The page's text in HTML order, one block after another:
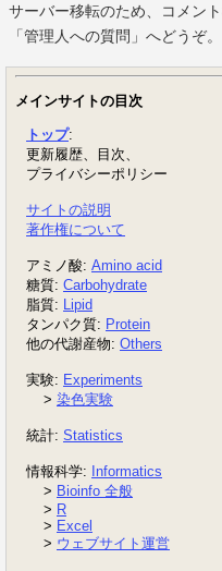
サーバー移転のため、コメン
「管理人への質問」へどうぞ。